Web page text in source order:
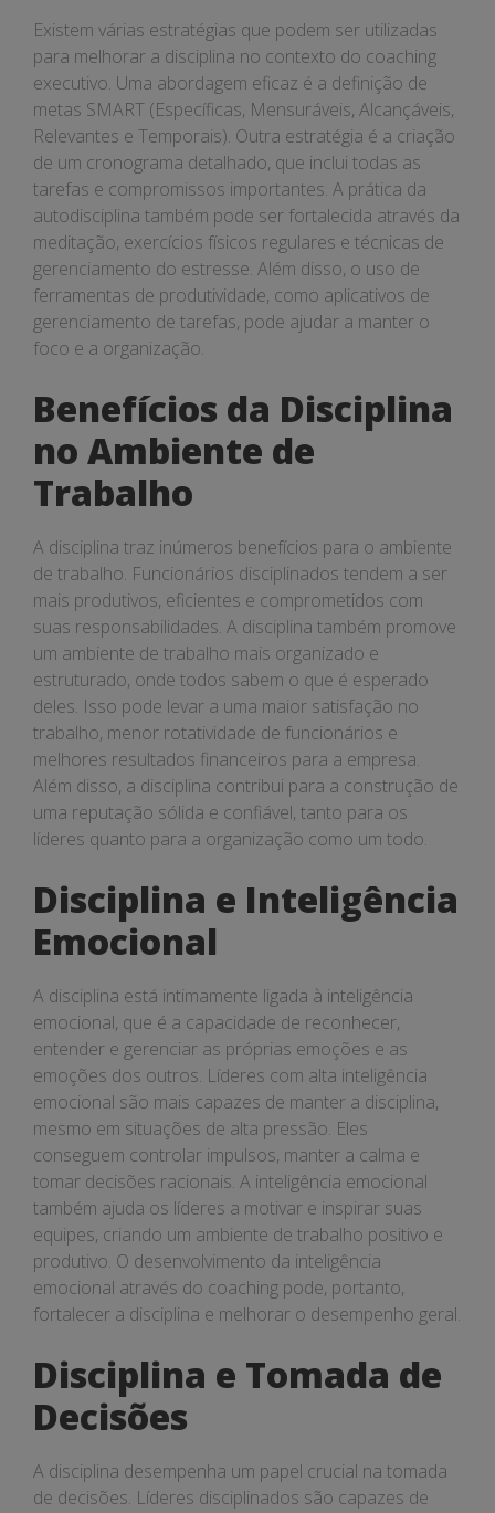
Existem várias estratégias que podem ser utilizadas
para melhorar a disciplina no contexto do coaching
executivo. Uma abordagem eficaz é a definição de
metas SMART (Específicas, Mensuráveis, Alcançáveis,
Relevantes e Temporais). Outra estratégia é a criação
de um cronograma detalhado, que inclui todas as
tarefas e compromissos importantes. A prática da
autodisciplina também pode ser fortalecida através da
meditação, exercícios físicos regulares e técnicas de
gerenciamento do estresse. Além disso, o uso de
ferramentas de produtividade, como aplicativos de
gerenciamento de tarefas, pode ajudar a manter o
foco e a organização.
Benefícios da Disciplina
no Ambiente de
Trabalho
A disciplina traz inúmeros benefícios para o ambiente
de trabalho. Funcionários disciplinados tendem a ser
mais produtivos, eficientes e comprometidos com
suas responsabilidades. A disciplina também promove
um ambiente de trabalho mais organizado e
estruturado, onde todos sabem o que é esperado
deles. Isso pode levar a uma maior satisfação no
trabalho, menor rotatividade de funcionários e
melhores resultados financeiros para a empresa.
Além disso, a disciplina contribui para a construção de
uma reputação sólida e confiável, tanto para os
líderes quanto para a organização como um todo.
Disciplina e Inteligência
Emocional
A disciplina está intimamente ligada à inteligência
emocional, que é a capacidade de reconhecer,
entender e gerenciar as próprias emoções e as
emoções dos outros. Líderes com alta inteligência
emocional são mais capazes de manter a disciplina,
mesmo em situações de alta pressão. Eles
conseguem controlar impulsos, manter a calma e
tomar decisões racionais. A inteligência emocional
também ajuda os líderes a motivar e inspirar suas
equipes, criando um ambiente de trabalho positivo e
produtivo. O desenvolvimento da inteligência
emocional através do coaching pode, portanto,
fortalecer a disciplina e melhorar o desempenho geral.
Disciplina e Tomada de
Decisões
A disciplina desempenha um papel crucial na tomada
de decisões. Líderes disciplinados são capazes de